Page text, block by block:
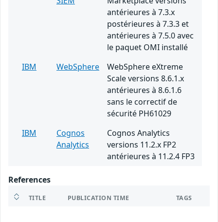
antérieures à 7.3.x
postérieures à 7.3.3 et
antérieures à 7.5.0 avec
le paquet OMI installé
IBM
WebSphere
WebSphere eXtreme
Scale versions 8.6.1.x
antérieures à 8.6.1.6
sans le correctif de
sécurité PH61029
IBM
Cognos
Analytics
Cognos Analytics
versions 11.2.x FP2
antérieures à 11.2.4 FP3
References
TITLE PUBLICATION TIME TAGS